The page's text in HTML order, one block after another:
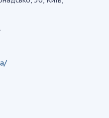
наук